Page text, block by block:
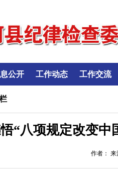
公开 工作动态 工作交流
“八项规定改变
作者： 来